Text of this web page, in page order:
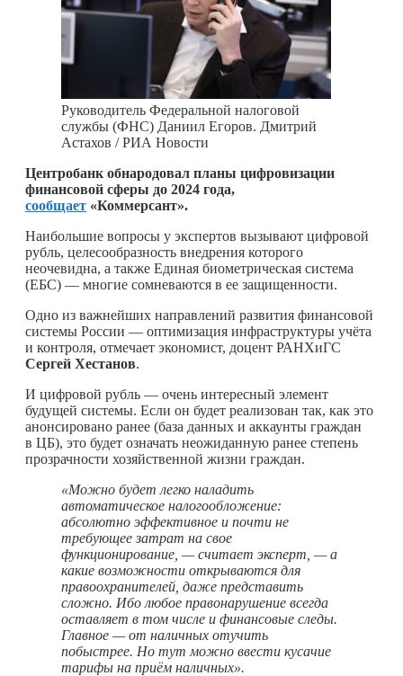
Руководитель Федеральной налоговой
службы (ФНС) Даниил Егоров. Дмитрий
Астахов / РИА Новости
Центробанк обнародовал планы цифровизации
финансовой сферы до 2024 года,
сообщает «Коммерсант».
Наибольшие вопросы у экспертов вызывают цифровой
рубль, целесообразность внедрения которого
неочевидна, а также Единая биометрическая система
(ЕБС) — многие сомневаются в ее защищенности.
Одно из важнейших направлений развития финансовой
системы России — оптимизация инфраструктуры учёта
и контроля, отмечает экономист, доцент РАНХиГС
Сергей Хестанов.
И цифровой рубль — очень интересный элемент
будущей системы. Если он будет реализован так, как это
анонсировано ранее (база данных и аккаунты граждан
в ЦБ), это будет означать неожиданную ранее степень
прозрачности хозяйственной жизни граждан.
«Можно будет легко наладить
автоматическое налогообложение:
абсолютно эффективное и почти не
требующее затрат на свое
функционирование, — считает эксперт, — а
какие возможности открываются для
правоохранителей, даже представить
сложно. Ибо любое правонарушение всегда
оставляет в том числе и финансовые следы.
Главное — от наличных отучить
побыстрее. Но тут можно ввести кусачие
тарифы на приём наличных».